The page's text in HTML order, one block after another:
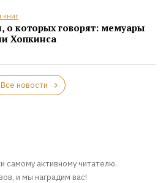
книг
о которых говорят: мемуары
Хопкинса
Все новости
самому активному читателю.
и мы наградим вас!